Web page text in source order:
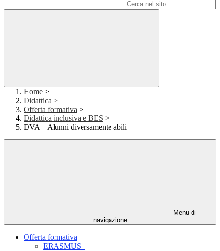
Home >
Didattica >
Offerta formativa >
Didattica inclusiva e BES >
DVA – Alunni diversamente abili
Menu di
navigazione
Offerta formativa
ERASMUS+